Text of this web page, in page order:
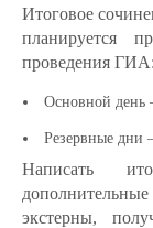
Итоговое
планируется
проведения ГИА:
Основной
Резервные дни
Написать
экстерны,